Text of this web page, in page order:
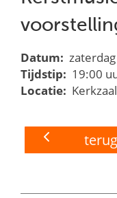
Datum:
Tijdstip: 19:00
Locatie: Kerkzaal
terug